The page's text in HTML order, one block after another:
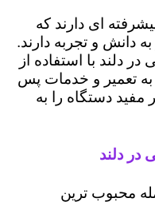
ای دارند که
دانش و تجربه دارند.
دلند با استفاده از
به تعمیر و خدمات پس
مفید دستگاه را به
در دلند
محبوب ترین